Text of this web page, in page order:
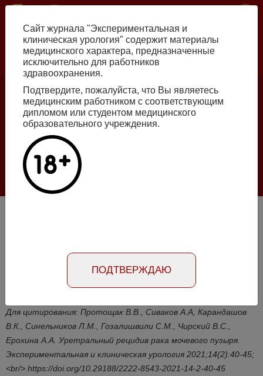
Перейти
основному
содержанию
Номер №2, 2026
Галлюцинации больших языковых моделей
в клинической урологии
- стр. 40-45
Абстракт на английском языке
Для цитирования: Протощак В.В., Сиваков А.А, Карандашов
В.К., Синельников Л.М., Гозалишвили С.М., Чирский В.С.,
Ерохина А.А. Уретральный рецидив рака мочевого пузыря.
Экспериментальная и клиническая урология 2021;14(2):40-45;
<br/> https://doi.org/10.29188/2222-8543-2021-14-2-40-45
Сайт журнала "Экспериментальная и
клиническая урология" содержит материалы
медицинского характера, предназначенные
исключительно для работников
здравоохранения.
Подтвердите, пожалуйста, что Вы являетесь
медицинским работником с соответствующим
дипломом или студентом медицинского
образовательного учреждения.
ПОДТВЕРЖДАЮ